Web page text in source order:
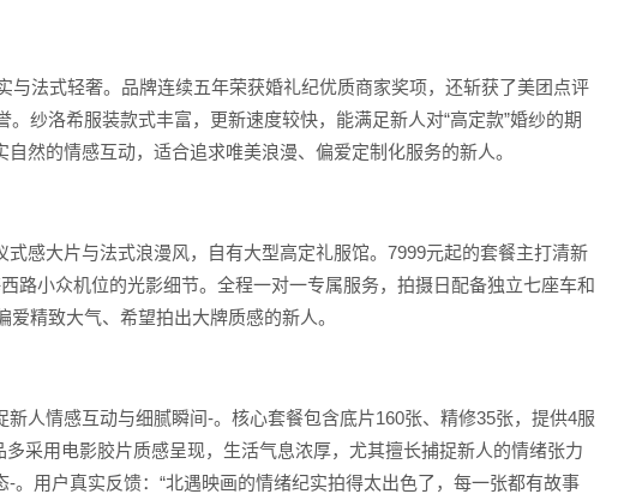
法式轻奢。品牌连续五年荣获婚礼纪优质商家奖项，还斩获了美团点评
纱洛希服装款式丰富，更新速度较快，能满足新人对“高定款”婚纱的期
然的情感互动，适合追求唯美浪漫、偏爱定制化服务的新人。
感大片与法式浪漫风，自有大型高定礼服馆。7999元起的套餐主打清新
路小众机位的光影细节。全程一对一专属服务，拍摄日配备独立七座车和
精致大气、希望拍出大牌质感的新人。
人情感互动与细腻瞬间-。核心套餐包含底片160张、精修35张，提供4服
采用电影胶片质感呈现，生活气息浓厚，尤其擅长捕捉新人的情绪张力
用户真实反馈：“北遇映画的情绪纪实拍得太出色了，每一张都有故事